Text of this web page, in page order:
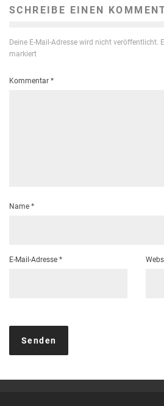
SCHREIBE EINEN
Deine E-Mail-Adresse wird nicht veröffentlicht.
markiert
Kommentar *
Name *
E-Mail-Adresse *